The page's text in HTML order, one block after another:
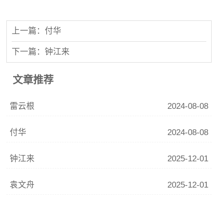
上一篇：付华
下一篇：钟江来
文章推荐
雷云根 2024-08-08
付华 2024-08-08
钟江来 2025-12-01
袁文舟 2025-12-01